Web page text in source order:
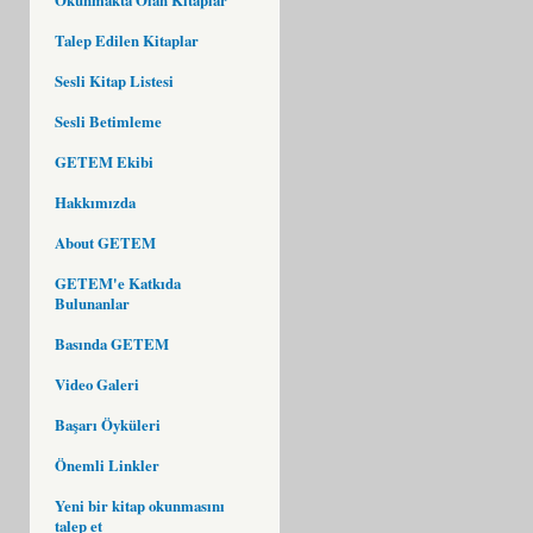
Talep Edilen Kitaplar
Sesli Kitap Listesi
Sesli Betimleme
GETEM Ekibi
Hakkımızda
About GETEM
GETEM'e Katkıda
Bulunanlar
Basında GETEM
Video Galeri
Başarı Öyküleri
Önemli Linkler
Yeni bir kitap okunmasını
talep et